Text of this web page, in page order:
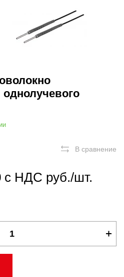
В сравнение
с НДС руб./шт.